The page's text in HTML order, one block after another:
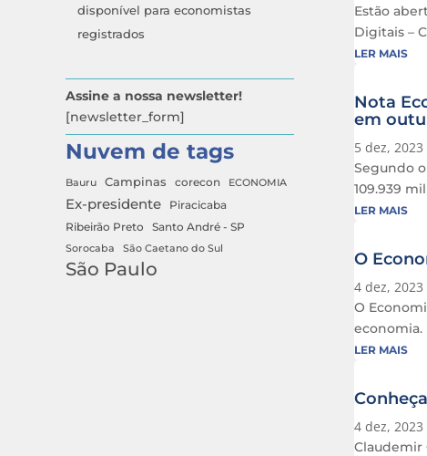
disponível para economistas
registrados
Assine a nossa newsletter!
[newsletter_form]
Nuvem de tags
Bauru Campinas corecon ECONOMIA
Ex-presidente Piracicaba
Ribeirão Preto Santo André - SP
Sorocaba São Caetano do Sul
São Paulo
Estão
Digitais –
LER MAIS
Nota
em
5 dez, 2023
Segundo
109.939
LER MAIS
O
4 dez, 2023
O
economia.
LER MAIS
4 dez, 2023
Claudemir